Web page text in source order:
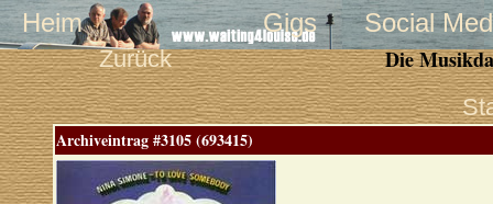
Heim Gigs Social
Zurück Die
Archiveintrag #3105 (693415)